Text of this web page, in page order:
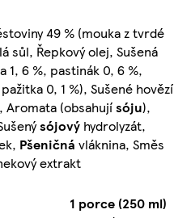
49 % (mouka z tvrdé
sůl, Řepkový olej, Sušená
1, 6 %, pastinák 0, 6 %,
0, 1 %), Sušené hovězí
Aromata (obsahujísóju),
sójový hydrolyzát,
Pšeničná vláknina, Směs
extrakt
1 porce (250 ml)